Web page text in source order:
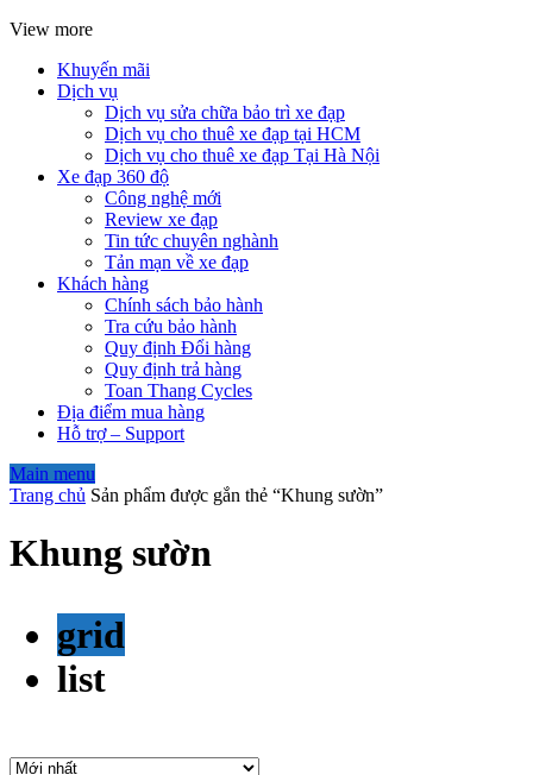
View more
Khuyến mãi
Dịch vụ
Dịch vụ sửa chữa bảo trì xe đạp
Dịch vụ cho thuê xe đạp tại HCM
Dịch vụ cho thuê xe đạp Tại Hà Nội
Xe đạp 360 độ
Công nghệ mới
Review xe đạp
Tin tức chuyên nghành
Tản mạn về xe đạp
Khách hàng
Chính sách bảo hành
Tra cứu bảo hành
Quy định Đổi hàng
Quy định trả hàng
Toan Thang Cycles
Địa điểm mua hàng
Hỗ trợ – Support
Main menu
Trang chủ Sản phẩm được gắn thẻ “Khung sườn”
Khung sườn
grid
list